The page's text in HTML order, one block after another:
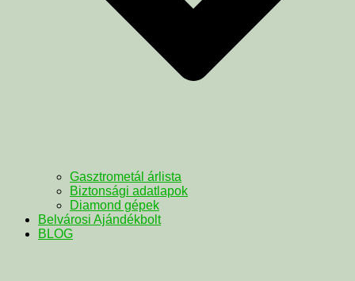
Gasztrometál árlista
Biztonsági adatlapok
Diamond gépek
Belvárosi Ajándékbolt
BLOG